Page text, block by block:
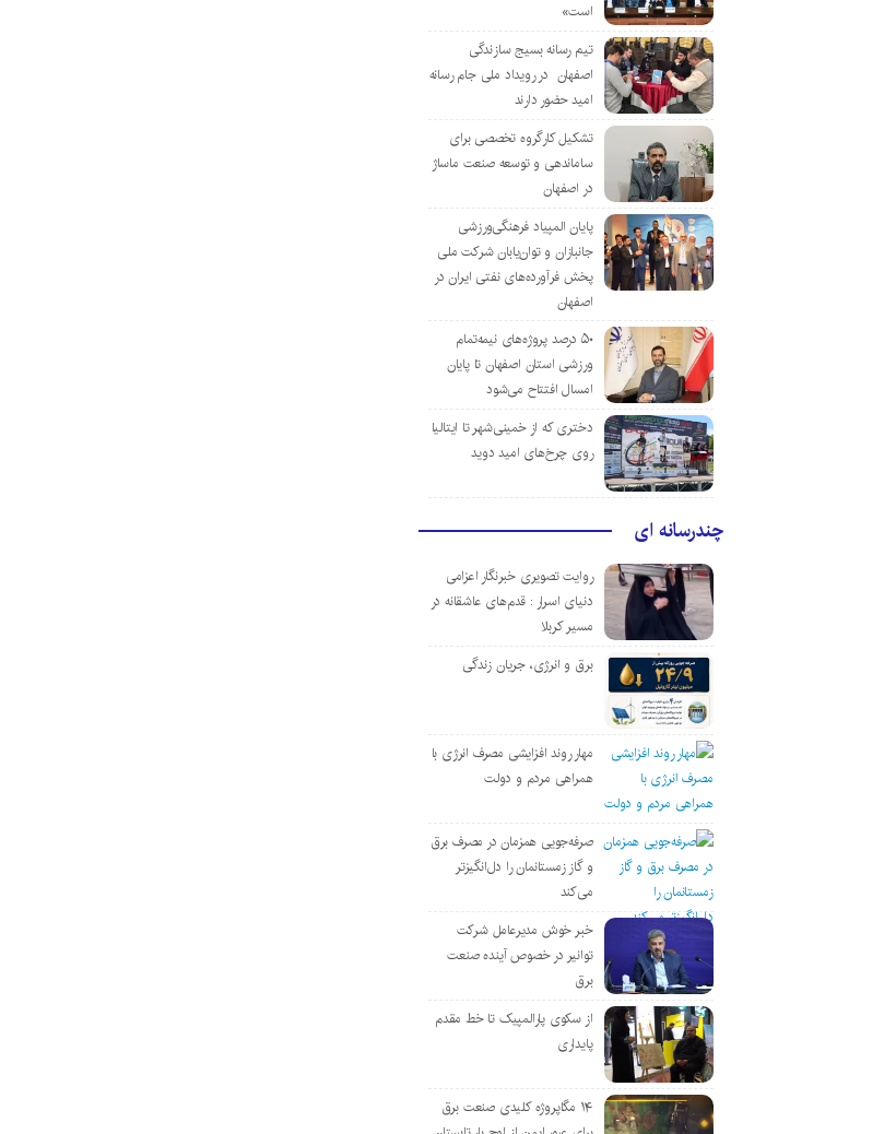
است»
تیم رسانه بسیج سازندگی
اصفهان در رویداد ملی جام رسانه
امید حضور دارند
تشکیل کارگروه تخصصی برای
ساماندهی و توسعه صنعت ماساژ
در اصفهان
پایان المپیاد فرهنگی‌ورزشی
جانبازان و توان‌یابان شرکت ملی
پخش فرآورده‌های نفتی ایران در
اصفهان
۵۰ درصد پروژه‌های نیمه‌تمام
ورزشی استان اصفهان تا پایان
امسال افتتاح می‌شود
دختری که از خمینی‌شهر تا ایتالیا
روی چرخ‌های امید دوید
چندرسانه ای
روایت تصویری خبرنگار اعزامی
دنیای اسرار : قدم‌های عاشقانه در
مسیر کربلا
برق و انرژی، جریان زندگی
مهار روند افزایشی مصرف انرژی با
همراهی مردم و دولت
صرفه‌جویی همزمان در مصرف برق
و گاز زمستانمان را دل‌انگیزتر
می‌کند
خبر خوش مدیرعامل شرکت
توانیر در خصوص آینده صنعت
برق
از سکوی پارالمپیک تا خط مقدم
پایداری
۱۴ مگاپروژه‌ کلیدی صنعت برق